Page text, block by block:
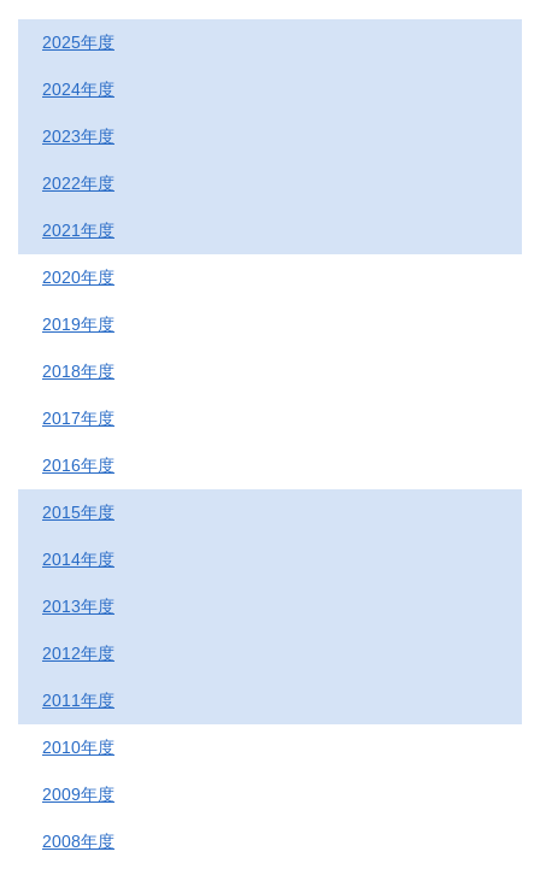
2025年度
2024年度
2023年度
2022年度
2021年度
2020年度
2019年度
2018年度
2017年度
2016年度
2015年度
2014年度
2013年度
2012年度
2011年度
2010年度
2009年度
2008年度